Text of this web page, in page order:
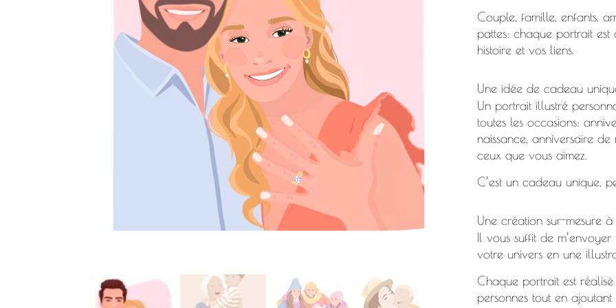
Couple, famille, enfants,
pattes: chaque portrait
histoire et vos liens.
Une idée de cadeau
Un portrait illustré
toutes les occasions:
naissance, anniversaire
ceux que vous aimez.
C’est un cadeau unique,
Une création sur-mesure
Il vous suffit de
votre univers en une
Chaque portrait est
personnes tout en